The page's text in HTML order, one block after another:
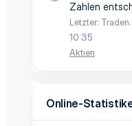
Zahlen
Letzter:
10:35
Aktien
Online-